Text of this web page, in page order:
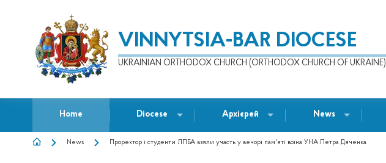
VINNYTSIA-BAR DIOCESE
UKRAINIAN ORTHODOX CHURCH (ORTHODOX CHURCH OF UKRAINE)
Home Diocese Архієрей News
BREADCRUMB
News Проректор і студенти ЛПБА взяли участь у вечорі пам'яті воїна УНА Петра Дяченка